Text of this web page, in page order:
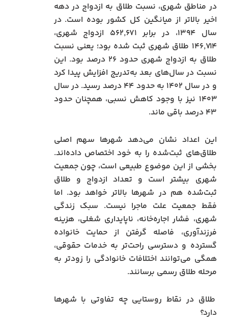
در مناطق شهری، نسبت طلاق به ازدواج در دهه
اخیر بالاتر از میانگین کل کشور بوده است. در
سال ۱۳۹۴، در برابر ۵۶۲٬۶۷۱ ازدواج شهری،
۱۴۶٬۷۱۴ طلاق شهری ثبت شده بود؛ یعنی نسبت
طلاق به ازدواج شهری حدود ۲۶ درصد بود. این
نسبت در سال‌های بعد به‌تدریج افزایش پیدا کرد
و در سال ۱۴۰۲ به حدود ۴۴ درصد رسید. در سال
۱۴۰۳ نیز با وجود کاهش نسبی، همچنان حدود
۴۳ درصد باقی ماند.
این اعداد نشان می‌دهد شهرها سهم اصلی
طلاق‌های ثبت‌شده را به خود اختصاص داده‌اند.
بخشی از این موضوع طبیعی است، چون جمعیت
شهری بیشتر است و تعداد ازدواج و طلاق
ثبت‌شده هم در شهرها بالاتر خواهد بود. اما
فقط جمعیت علت ماجرا نیست. سبک زندگی
شهری، فشار اجاره‌خانه، ناپایداری شغلی، هزینه
فرزندآوری، فاصله گرفتن از حمایت خانواده
گسترده و دسترسی راحت‌تر به خدمات حقوقی،
همگی می‌توانند اختلافات خانوادگی را زودتر به
مرحله طلاق رسمی برسانند.
طلاق در نقاط روستایی چه تفاوتی با شهرها
دارد؟